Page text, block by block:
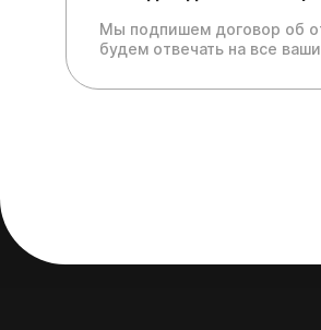
Мы подпишем договор об
будем отвечать на все